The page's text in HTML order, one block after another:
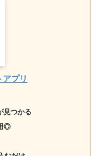
プリ
見つかる
◎